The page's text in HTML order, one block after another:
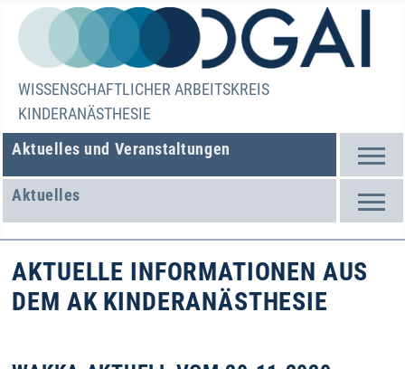
WISSENSCHAFTLICHER ARBEITSKREIS
KINDERANÄSTHESIE
Aktuelles und Veranstaltungen
Aktuelles
AKTUELLE INFORMATIONEN AUS
DEM AK KINDERANÄSTHESIE